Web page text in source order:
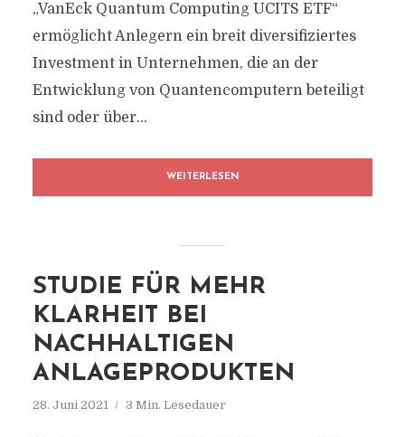
„VanEck Quantum Computing UCITS ETF“
ermöglicht Anlegern ein breit diversifiziertes
Investment in Unternehmen, die an der
Entwicklung von Quantencomputern beteiligt
sind oder über...
WEITERLESEN
STUDIE FÜR MEHR
KLARHEIT BEI
NACHHALTIGEN
ANLAGEPRODUKTEN
28. Juni 2021 3 Min. Lesedauer